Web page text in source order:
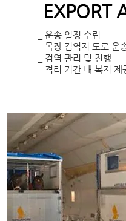
EXPORT
_ 운송 일정 수립
_ 목장 검역지 도로 운
_ 검역 관리 및 진행
_ 격리 기간 내 복지 제